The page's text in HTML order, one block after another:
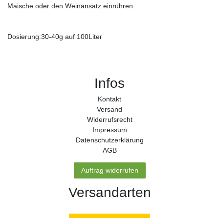
Maische oder den Weinansatz einrühren.
Dosierung:30-40g auf 100Liter
Infos
Kontakt
Versand
Widerrufs­recht
Impressum
Daten­schutz­erklärung
AGB
Auftrag widerrufen
Versandarten